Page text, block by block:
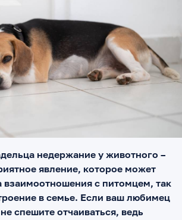
недержание у животного –
явление, которое может
взаимоотношения с питомцем, так
в семье. Если ваш любимец
спешите отчаиваться, ведь